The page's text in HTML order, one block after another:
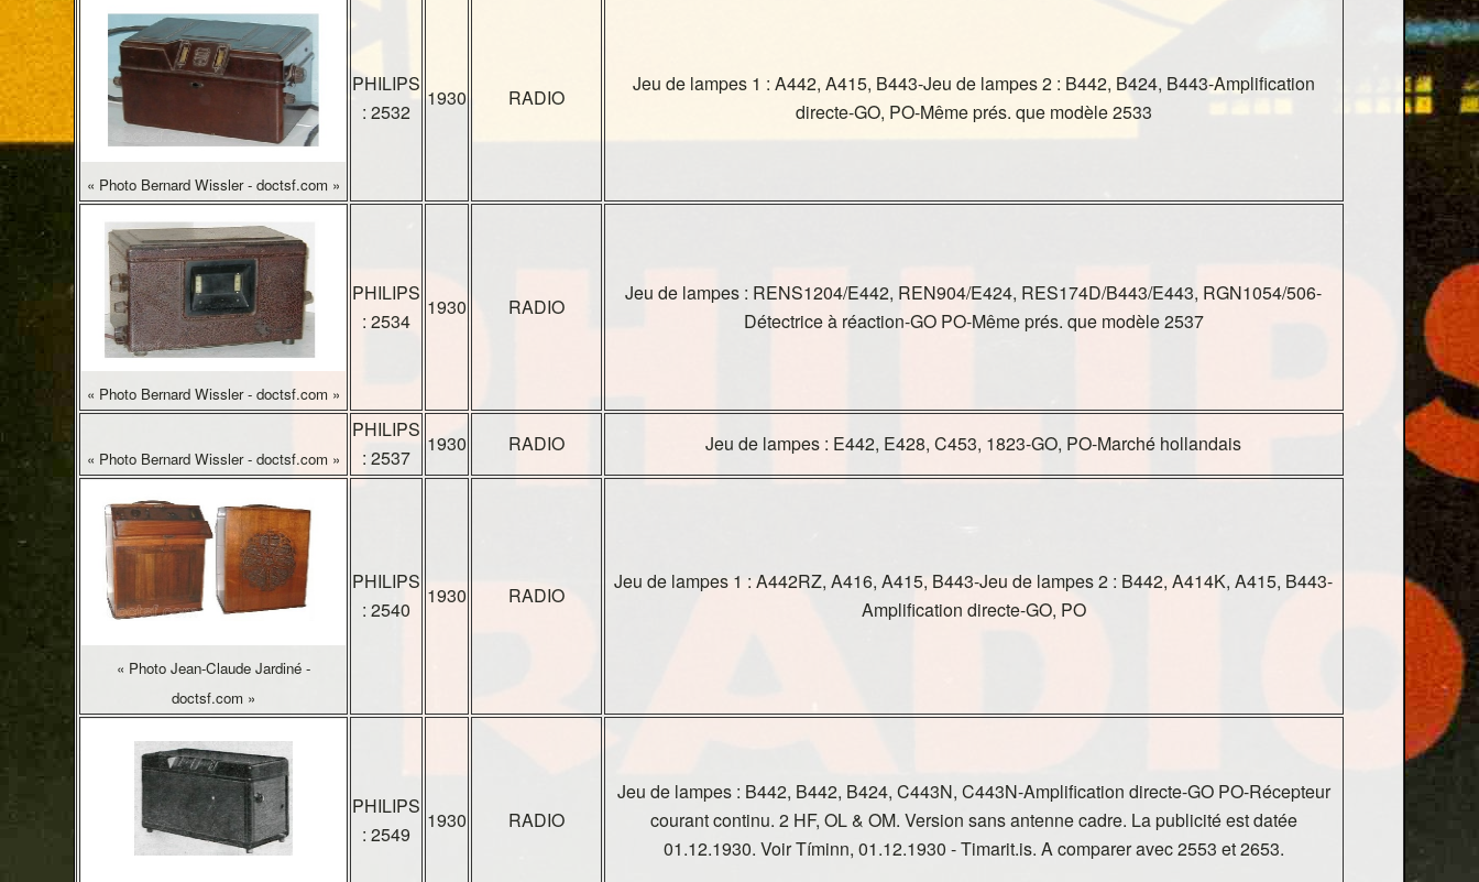
« Photo Bernard Wissler - doctsf.com »
PHILIPS
: 2532
1930 RADIO
Jeu de lampes 1 : A442, A415, B443-Jeu de lampes 2 : B442, B424, B443-Amplification
directe-GO, PO-Même prés. que modèle 2533
« Photo Bernard Wissler - doctsf.com »
PHILIPS
: 2534
1930 RADIO
Jeu de lampes : RENS1204/E442, REN904/E424, RES174D/B443/E443, RGN1054/506-
Détectrice à réaction-GO PO-Même prés. que modèle 2537
« Photo Bernard Wissler - doctsf.com »
PHILIPS
: 2537
1930 RADIO Jeu de lampes : E442, E428, C453, 1823-GO, PO-Marché hollandais
« Photo Jean-Claude Jardiné -
doctsf.com »
PHILIPS
: 2540
1930 RADIO
Jeu de lampes 1 : A442RZ, A416, A415, B443-Jeu de lampes 2 : B442, A414K, A415, B443-
Amplification directe-GO, PO
PHILIPS
: 2549
1930 RADIO
Jeu de lampes : B442, B442, B424, C443N, C443N-Amplification directe-GO PO-Récepteur
courant continu. 2 HF, OL & OM. Version sans antenne cadre. La publicité est datée
01.12.1930. Voir Tíminn, 01.12.1930 - Timarit.is. A comparer avec 2553 et 2653.